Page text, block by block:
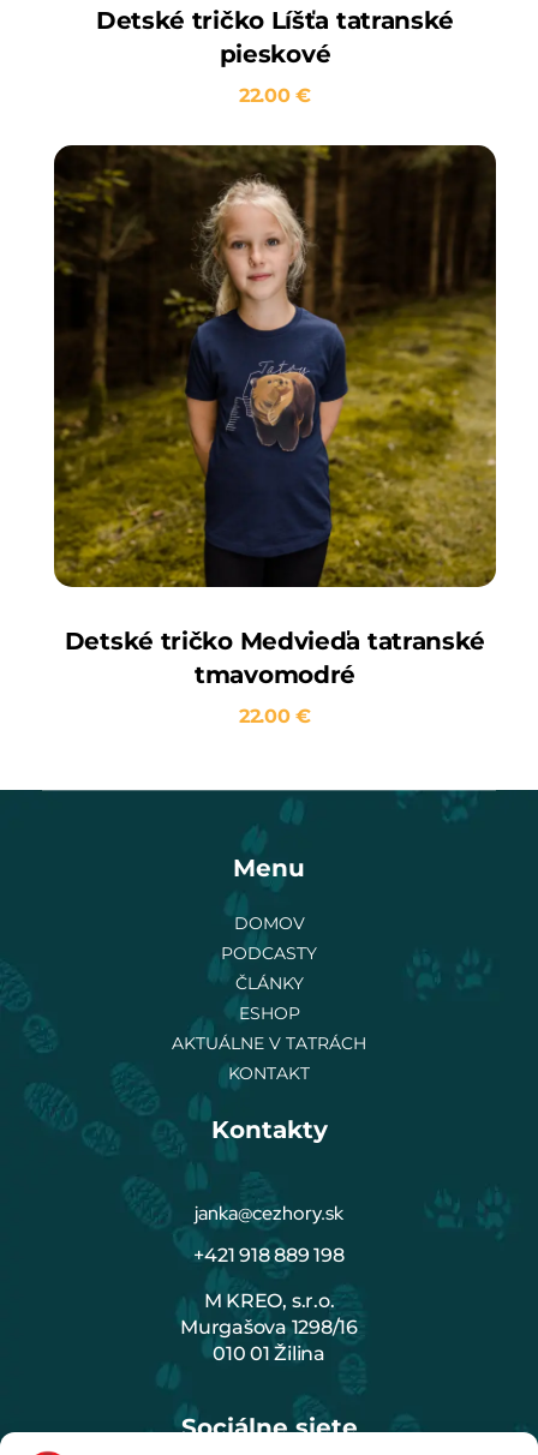
Detské tričko Líšťa tatranské
pieskové
22.00€
Detské tričko Medvieďa tatranské
tmavomodré
22.00€
Menu
DOMOV
PODCASTY
ČLÁNKY
ESHOP
AKTUÁLNE V TATRÁCH
KONTAKT
Kontakty
janka@cezhory.sk
+421 918 889 198
M KREO, s.r.o.
Murgašova 1298/16
010 01 Žilina
Sociálne siete